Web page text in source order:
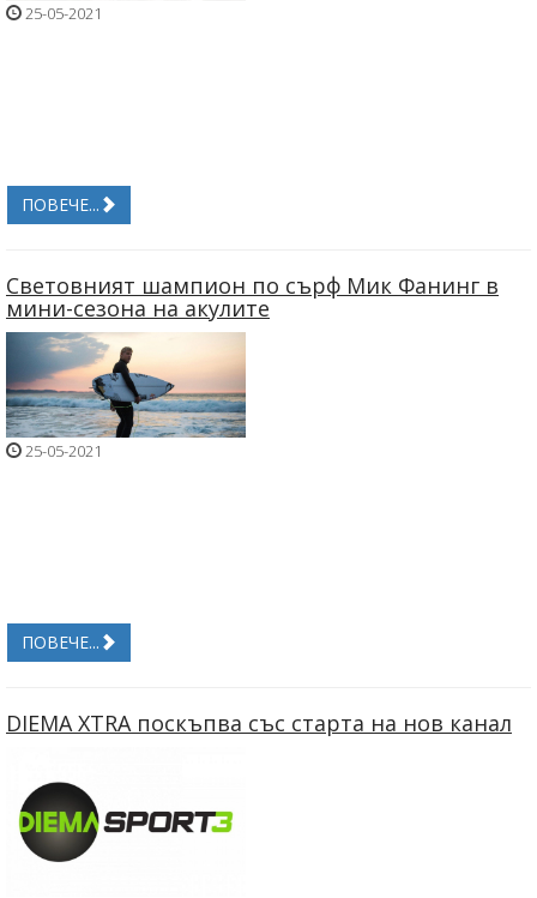
25-05-2021
ПОВЕЧЕ...
Световният шампион по сърф Мик Фанинг в
мини-сезона на акулите
25-05-2021
ПОВЕЧЕ...
DIEMA XTRA поскъпва със старта на нов канал